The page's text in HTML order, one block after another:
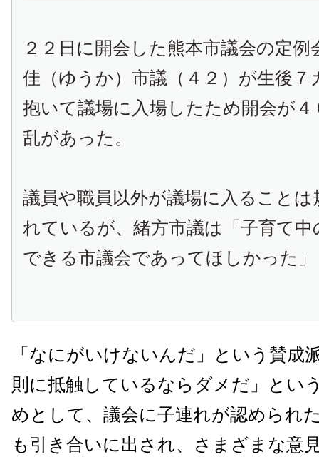
２２日に開会した熊本市議会の定例
佳（ゆうか）市議（４２）が生後７
抱いて議場に入場したため開会が
乱があった。
議員や職員以外が議場に入ること
れているが、緒方市議は「子育て中
できる市議会であってほしかった
「なにがいけないんだ」という賛成
則に抵触しているならダメだ」とい
めとして、議会に子連れが認められ
も引き合いに出され、さまざまな意